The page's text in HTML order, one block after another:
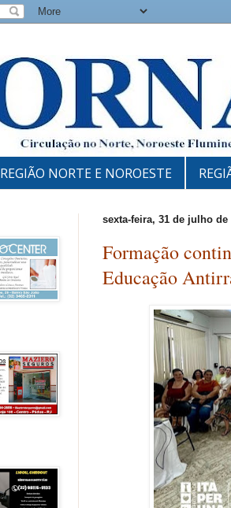
REGIÃO NORTE E NOROESTE
sexta-feira, 31 de julho de
Formação
Educação